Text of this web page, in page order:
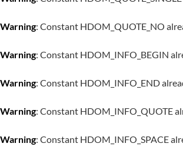
Warning: Constant HDOM_QUOTE_NO
Warning: Constant HDOM_INFO_BEGIN
Warning: Constant HDOM_INFO_END
Warning: Constant HDOM_INFO_QUOTE
Warning: Constant HDOM_INFO_SPACE